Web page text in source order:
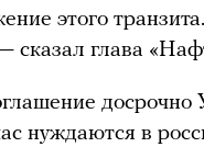
этого
сказал глава
досрочно
нуждаются в